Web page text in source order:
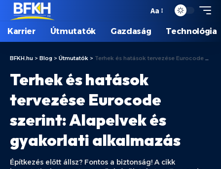
Aa
Karrier Útmutatók Gazdaság Technológia
BFKH.hu > Blog > Útmutatók > Terhek és hatások tervezése Eurocode szerint: Alapelvek és gyakorlati alkalmazás
Terhek és hatások
tervezése Eurocode
szerint: Alapelvek és
gyakorlati alkalmazás
Építkezés előtt állsz? Fontos a biztonság! A cikk